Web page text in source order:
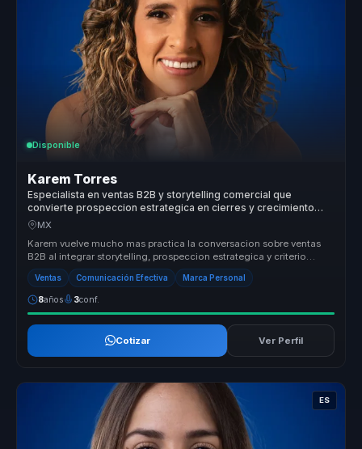
Disponible
Karem Torres
Especialista en ventas B2B y storytelling comercial que
convierte prospeccion estrategica en cierres y crecimiento
para equipos comerciales.
MX
Karem vuelve mucho mas practica la conversacion sobre ventas
B2B al integrar storytelling, prospeccion estrategica y criterio
comercial e...
Ventas Comunicación Efectiva Marca Personal
8años 3conf.
Cotizar Ver Perfil
ES